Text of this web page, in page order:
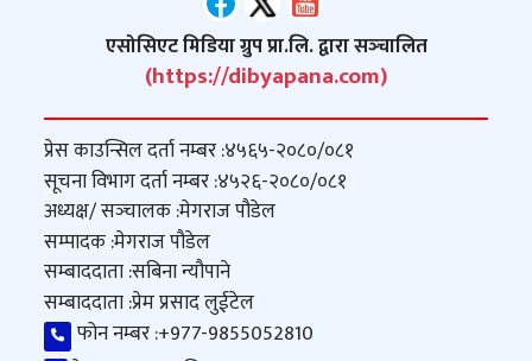
एसोसिएट मिडिया ग्रुप प्रा.लि. द्वारा सञ्‍चालित
(https://dibyapana.com)
प्रेस काउन्सिल दर्ता नम्बर :४५६५-२०८०/०८१
सूचना विभाग दर्ता नम्बर :४५२६-२०८०/०८१
अध्यक्ष/ सञ्‍चालक :मेगराज पौडेल
सम्पादक :मेगराज पौडेल
सम्बाददाता :सबिना न्यौपाने
सम्बाददाता :प्रेम प्रसाद लुईटेल
फोन नम्बर :+977-9855052810